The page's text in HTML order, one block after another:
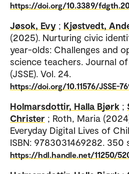
https://doi.org/10.3389/
Jøsok, Evy ; Kjøstvedt,
(2025). Nurturing civic
year-olds: Challenges and
science teachers. Journal
(JSSE). Vol. 24.
https://doi.org/10.11576/JSSE-
Holmarsdottir, Halla Bjørk ;
Christer ; Roth, Maria
Everyday Digital Lives of
ISBN: 9783031469282. 350
https://hdl.handle.net/11250/